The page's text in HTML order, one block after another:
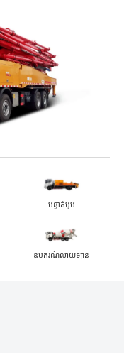
បន្ទាត់បូម
ឧបករណ៍លាយឡាន